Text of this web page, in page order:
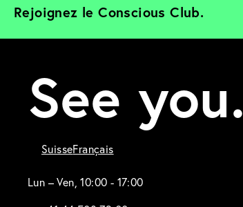
Rejoignez le Conscious Club.
See you.
SuisseFrançais
Lun – Ven, 10:00 - 17:00